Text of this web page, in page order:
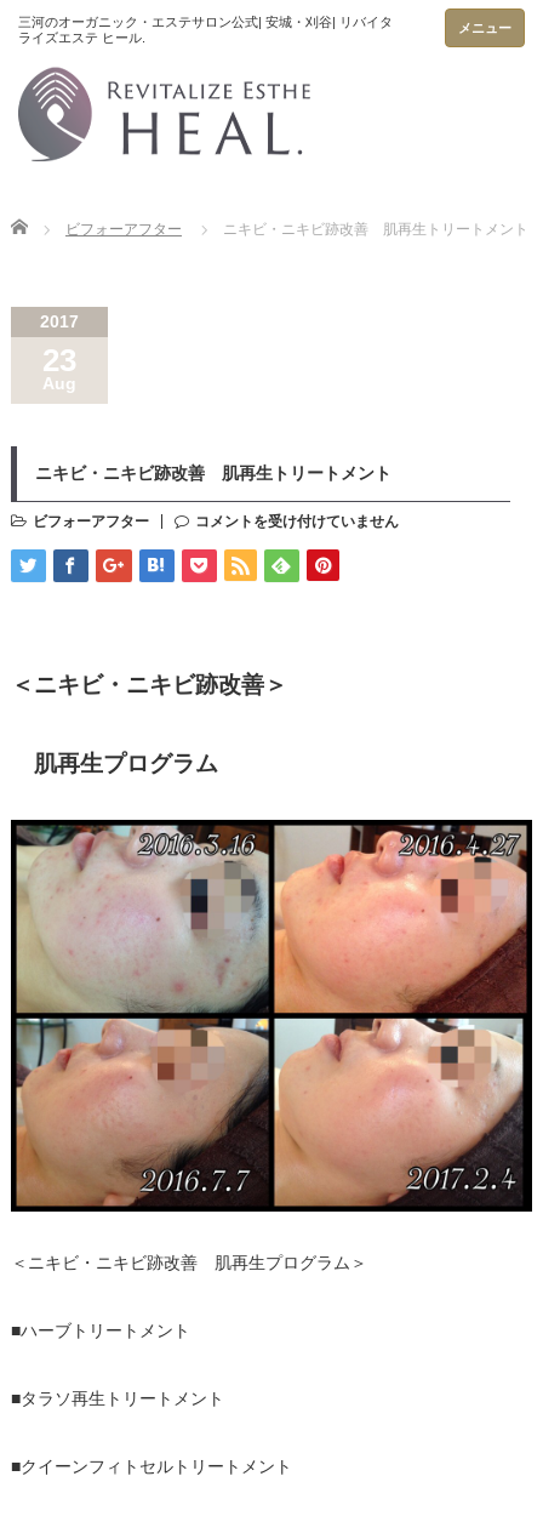
メニュー
Home ビフォーアフター ニキビ・ニキビ跡改善 肌再生トリートメント
2017
23
Aug
ニキビ・ニキビ跡改善 肌再生トリートメント
ビフォーアフター コメントを受け付けていません
＜ニキビ・ニキビ跡改善＞
肌再生プログラム
＜ニキビ・ニキビ跡改善 肌再生プログラム＞
■ハーブトリートメント
■タラソ再生トリートメント
■クイーンフィトセルトリートメント